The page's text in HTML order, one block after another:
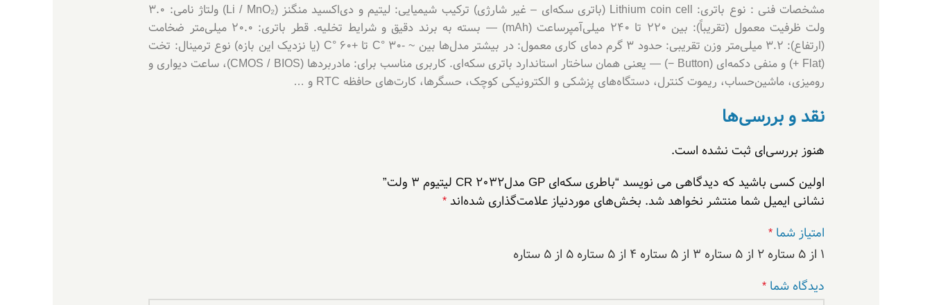
مشخصات فنی : نوع باتری: Lithium coin cell (باتری سکه‌ای – غیر شارژی) ترکیب شیمیایی: لیتیم و دی‌اکسید منگنز (Li / MnO₂) ولتاژ نامی: ۳.۰
ولت ظرفیت معمول (تقریباً): بین 220 تا 240 میلی‌آمپر‌ساعت (mAh) — بسته به برند دقیق و شرایط تخلیه. قطر باتری: ۲۰.۰ میلی‌متر ضخامت
(ارتفاع): ۳.۲ میلی‌متر وزن تقریبی: حدود ۳ گرم دمای کاری معمول: در بیشتر مدل‌ها بین ~ -30 °C تا +60 °C (یا نزدیک این بازه) نوع ترمینال: تخت
(Flat +) و منفی دکمه‌ای (Button −) — یعنی همان ساختار استاندارد باتری سکه‌ای. کاربری مناسب برای: مادربردها (CMOS / BIOS)، ساعت دیواری و
رومیزی، ماشین‌حساب، ریموت کنترل، دستگاه‌های پزشکی و الکترونیکی کوچک، حسگرها، کارت‌های حافظه RTC و …
نقد و بررسی‌ها
هنوز بررسی‌ای ثبت نشده است.
اولین کسی باشید که دیدگاهی می نویسد “باطری سکه‌ای GP مدلCR 2032 لیتیوم ۳ ولت”
نشانی ایمیل شما منتشر نخواهد شد. بخش‌های موردنیاز علامت‌گذاری شده‌اند *
امتیاز شما *
۱ از ۵ ستاره ۲ از ۵ ستاره ۳ از ۵ ستاره ۴ از ۵ ستاره
۵ از ۵ ستاره
دیدگاه شما *